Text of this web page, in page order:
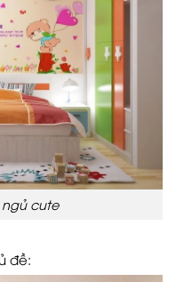
cute
đề: